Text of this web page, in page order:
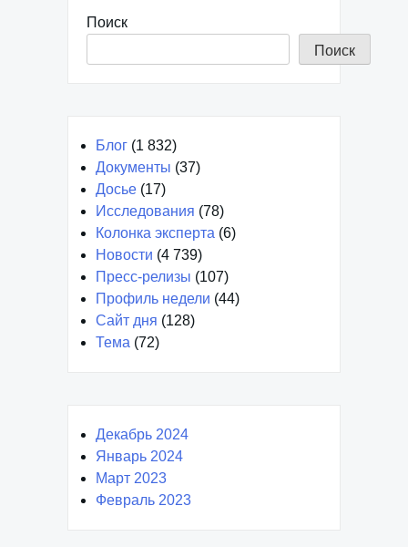
Поиск
Поиск
Блог (1 832)
Документы (37)
Досье (17)
Исследования (78)
Колонка эксперта (6)
Новости (4 739)
Пресс-релизы (107)
Профиль недели (44)
Сайт дня (128)
Тема (72)
Декабрь 2024
Январь 2024
Март 2023
Февраль 2023